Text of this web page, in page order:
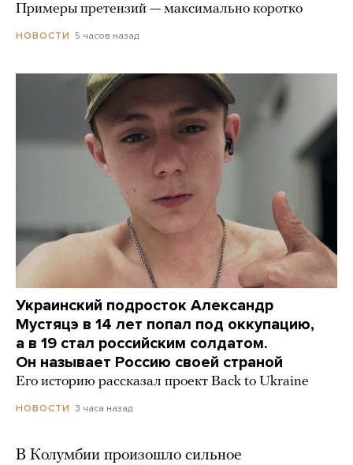
Примеры претензий — максимально коротко
НОВОСТИ 5 часов назад
Украинский подросток Александр
Мустяцэ в 14 лет попал под оккупацию,
а в 19 стал российским солдатом.
Он называет Россию своей страной
Его историю рассказал проект Back to Ukraine
НОВОСТИ 3 часа назад
В Колумбии произошло сильное